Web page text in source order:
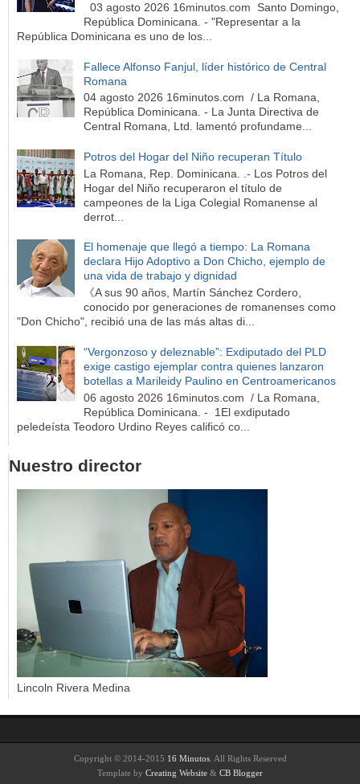
03 agosto 2026 16minutos.com Santo Domingo,
República Dominicana. - "Representar a la
República Dominicana es uno de los...
Fallece Alfonso Fanjul, líder histórico de Central
Romana
04 agosto 2026 16minutos.com / La Romana,
República Dominicana. - La Junta Directiva de
Central Romana, Ltd. lamentó profundame...
Potros del Hogar del Niño recuperan Título
La Romana, Rep. Dominicana. .- Los Potros del
Hogar del Niño recuperaron el título de
campeones de la Liga Colegial Romanense al
derrot...
El homenaje que llegó a tiempo: La Romana
declara Hijo Adoptivo a Don Chicho, ejemplo de
una vida de trabajo y dignidad
《A sus 90 años, Martín Sánchez Cordero,
conocido por generaciones de romanenses como
"Don Chicho", recibió una de las más altas di...
“Vergonzoso y deleznable”: Exdiputado del PLD
exige castigo ejemplar contra quienes lanzaron
botellas a Marileidy Paulino en Centroamericanos
06 agosto 2026 16minutos.com / La Romana,
República Dominicana. - 1El exdiputado
peledeísta Teodoro Urdino Reyes calificó co...
Nuestro director
Lincoln Rivera Medina
Copyright © 2014-2015 16 Minutos. All Rights Reserved
Template by Creating Website & CB Blogger